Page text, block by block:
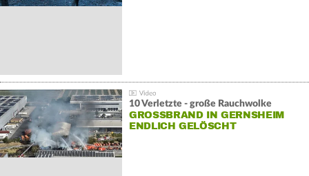
10 Verletzte - große Rauchwolke
GROSSBRAND IN GERNSHEIM E
NDLICH GELÖSCHT